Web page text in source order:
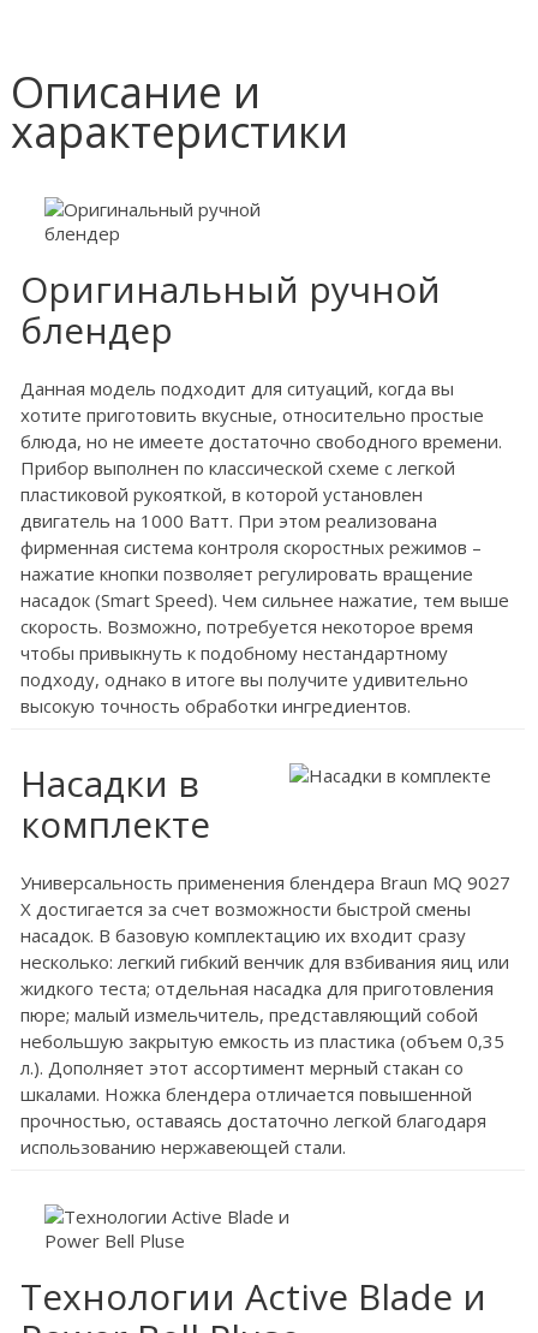
Описание и
характеристики
Оригинальный ручной
блендер
Данная модель подходит для ситуаций, когда вы
хотите приготовить вкусные, относительно простые
блюда, но не имеете достаточно свободного времени.
Прибор выполнен по классической схеме с легкой
пластиковой рукояткой, в которой установлен
двигатель на 1000 Ватт. При этом реализована
фирменная система контроля скоростных режимов –
нажатие кнопки позволяет регулировать вращение
насадок (Smart Speed). Чем сильнее нажатие, тем выше
скорость. Возможно, потребуется некоторое время
чтобы привыкнуть к подобному нестандартному
подходу, однако в итоге вы получите удивительно
высокую точность обработки ингредиентов.
Насадки в
комплекте
Универсальность применения блендера Braun MQ 9027
X достигается за счет возможности быстрой смены
насадок. В базовую комплектацию их входит сразу
несколько: легкий гибкий венчик для взбивания яиц или
жидкого теста; отдельная насадка для приготовления
пюре; малый измельчитель, представляющий собой
небольшую закрытую емкость из пластика (объем 0,35
л.). Дополняет этот ассортимент мерный стакан со
шкалами. Ножка блендера отличается повышенной
прочностью, оставаясь достаточно легкой благодаря
использованию нержавеющей стали.
Технологии Active Blade и